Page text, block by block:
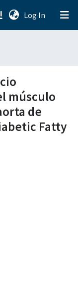
Log In (current)
músculo
de
Fatty